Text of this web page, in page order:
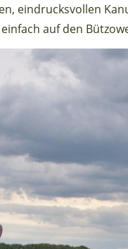
eindrucksvollen
auf den